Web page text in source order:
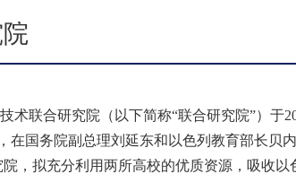
术联合研究院（以下简称“联合研究院”）于
在国务院副总理刘延东和以色列教育部长贝
，拟充分利用两所高校的优质资源，吸收